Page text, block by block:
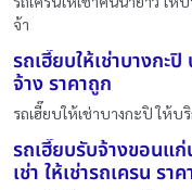
จ้า
รถเฮี๊ยบให้เช่าบางกะ
จ้าง ราคาถูก
รถเฮี๊ยบให้เช่าบางกะปิ ให้บ
รถเฮี๊ยบรับจ้างขอนแก่
เช่า ให้เช่ารถเครน รา